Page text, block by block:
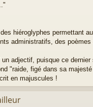
hiéroglyphes permettant
administratifs, des poèmes
adjectif, puisque ce
"raide, figé dans sa
en majuscules !